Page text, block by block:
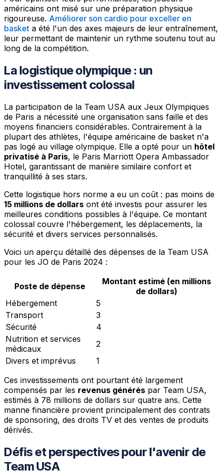
américains ont misé sur une préparation physique
rigoureuse. Améliorer son cardio pour exceller en
basket a été l'un des axes majeurs de leur entraînement,
leur permettant de maintenir un rythme soutenu tout au
long de la compétition.
La logistique olympique : un
investissement colossal
La participation de la Team USA aux Jeux Olympiques
de Paris a nécessité une organisation sans faille et des
moyens financiers considérables. Contrairement à la
plupart des athlètes, l'équipe américaine de basket n'a
pas logé au village olympique. Elle a opté pour un hôtel
privatisé à Paris, le Paris Marriott Opera Ambassador
Hotel, garantissant de manière similaire confort et
tranquillité à ses stars.
Cette logistique hors norme a eu un coût : pas moins de
15 millions de dollars ont été investis pour assurer les
meilleures conditions possibles à l'équipe. Ce montant
colossal couvre l'hébergement, les déplacements, la
sécurité et divers services personnalisés.
Voici un aperçu détaillé des dépenses de la Team USA
pour les JO de Paris 2024 :
Poste de dépense
Montant estimé (en millions
de dollars)
Hébergement
5
Transport
3
Sécurité
4
Nutrition et services
médicaux
2
Divers et imprévus
1
Ces investissements ont pourtant été largement
compensés par les revenus générés par Team USA,
estimés à 78 millions de dollars sur quatre ans. Cette
manne financière provient principalement des contrats
de sponsoring, des droits TV et des ventes de produits
dérivés.
Défis et perspectives pour l'avenir de
Team USA